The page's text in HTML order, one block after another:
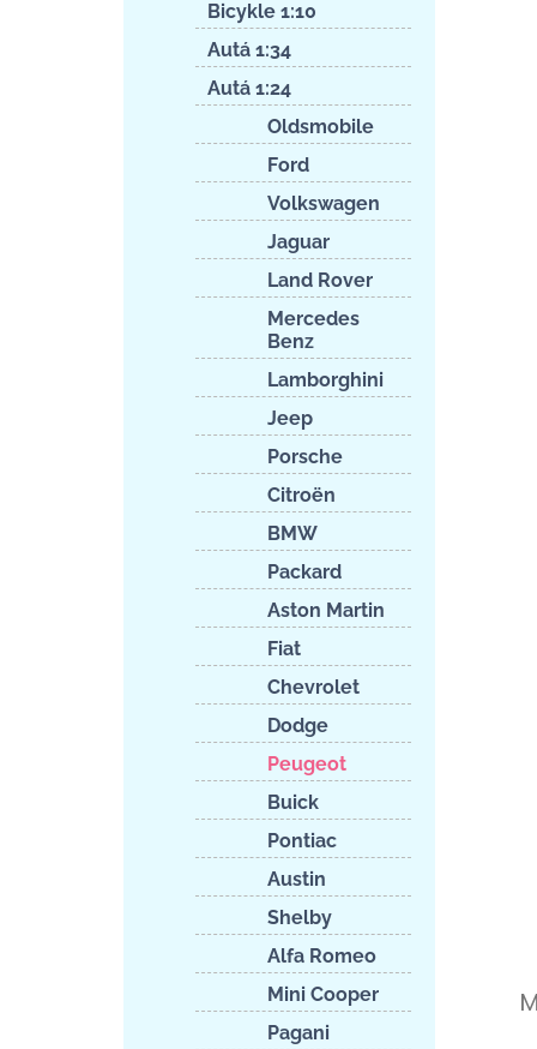
Bicykle 1:10
Autá 1:34
Autá 1:24
Oldsmobile
Ford
Volkswagen
Jaguar
Land Rover
Mercedes
Benz
Lamborghini
Jeep
Porsche
Citroën
BMW
Packard
Aston Martin
Fiat
Chevrolet
Dodge
Peugeot
Buick
Pontiac
Austin
Shelby
Alfa Romeo
Mini Cooper
Pagani